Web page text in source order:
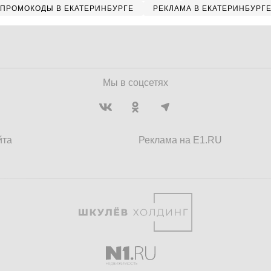
ПРОМОКОДЫ В ЕКАТЕРИНБУРГЕ РЕКЛАМА В ЕКАТЕРИНБУРГЕ
Мы в соцсетях
Реклама на E1.RU